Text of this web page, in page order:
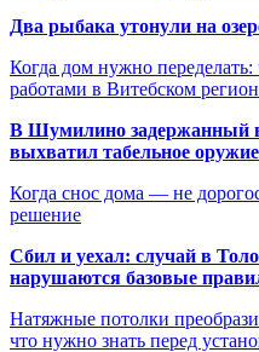
Два рыбака утонули на
Когда дом нужно
работами в Витебском
В Шумилино задержанный
выхватил табельное
Когда снос дома — не
решение
Сбил и уехал: случай в
нарушаются базовые
Натяжные потолки
что нужно знать перед